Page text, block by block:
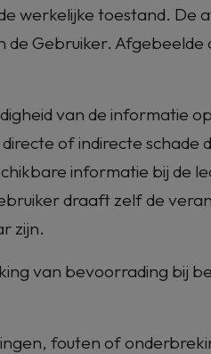
werkelijke toestand. De
Gebruiker. Afgebeelde
van de informatie
of indirecte schade
informatie bij de
draaft zelf de
zijn.
van bevoorrading bij
fouten of